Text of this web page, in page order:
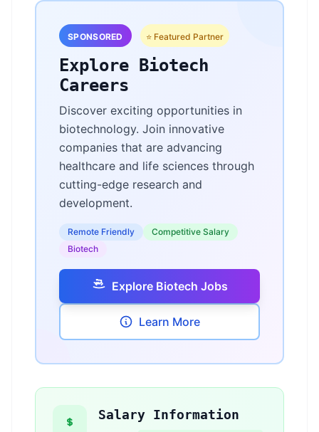
SPONSORED ⭐ Featured Partner
Explore Biotech
Careers
Discover exciting opportunities in
biotechnology. Join innovative
companies that are advancing
healthcare and life sciences through
cutting-edge research and
development.
Remote Friendly
Competitive Salary
Biotech
Explore Biotech Jobs
Learn More
Salary Information